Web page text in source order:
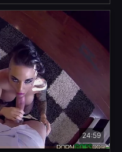
24:59